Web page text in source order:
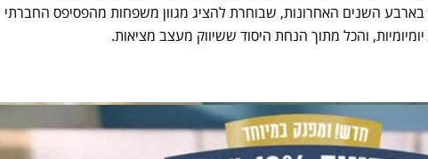
בארבע השנים האחרונות, שבוחרת להציג מגוון משפחות מהפסיפס החברתי
והכל מתוך הנחת היסוד ששיווק מעצב מציאות.